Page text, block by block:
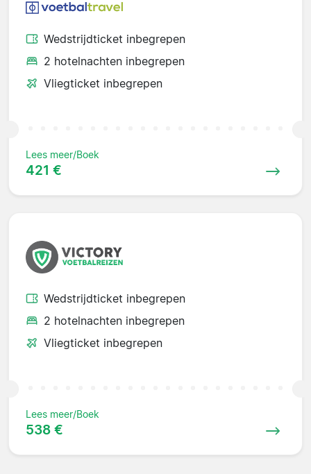
Wedstrijdticket inbegrepen
2 hotelnachten inbegrepen
Vliegticket inbegrepen
Lees meer/Boek
421 €
Wedstrijdticket inbegrepen
2 hotelnachten inbegrepen
Vliegticket inbegrepen
Lees meer/Boek
538 €